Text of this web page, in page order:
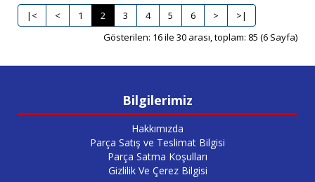
|< < 1 2 3 4 5 6 >
>|
Gösterilen: 16 ile 30 arası, toplam: 85 (6 Sayfa)
Bilgilerimiz
Hakkımızda
Parça Satış ve Teslimat Bilgisi
Parça Satma Koşulları
Gizlilik Ve Çerez Bilgisi